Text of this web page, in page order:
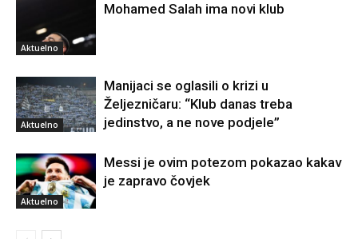
Aktuelno
Mohamed Salah ima novi klub
Aktuelno
Manijaci se oglasili o krizi u
Željezničaru: “Klub danas treba
jedinstvo, a ne nove podjele”
Aktuelno
Messi je ovim potezom pokazao kakav
je zapravo čovjek